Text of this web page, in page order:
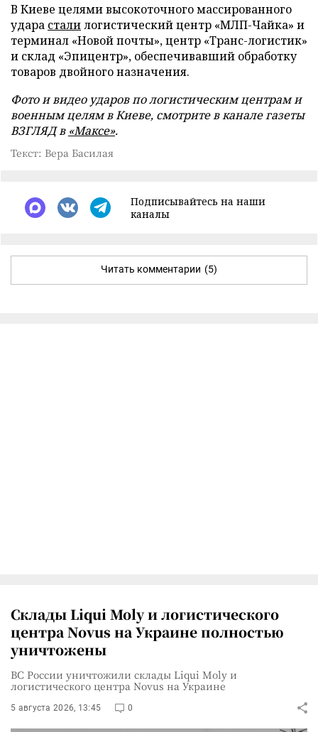
В Киеве целями высокоточного массированного
удара сталилогистический центр «МЛП-Чайка» и
терминал «Новой почты», центр «Транс-логистик»
и склад «Эпицентр», обеспечивавший обработку
товаров двойного назначения.
Фото и видео ударов по логистическим центрам и
военным целям в Киеве, смотрите в канале газеты
ВЗГЛЯД в «Максе».
Текст: Вера Басилая
Подписывайтесь на наши
каналы
Читать комментарии (5)
Склады Liqui Moly и логистического
центра Novus на Украине полностью
уничтожены
ВС России уничтожили склады Liqui Moly и
логистического центра Novus на Украине
5 августа 2026, 13:45 0